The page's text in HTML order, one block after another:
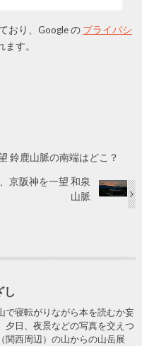
おり、Google の プライバシ
ます。
鈴鹿山脈の南端はどこ？
京阪神を一望 和泉
山脈
し
で寝転がりながら本を読むか妄
夕日、夜景などの写真を交えつ
関西周辺）の山からの山岳展